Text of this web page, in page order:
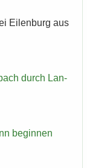
Ei­len­burg aus
durch Lan­
be­gin­nen